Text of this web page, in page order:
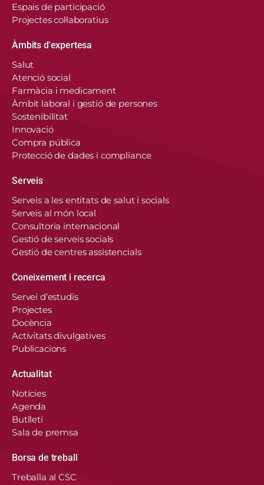
de Catalunya fa servir cookies pròpies i de
Espais de participació
Projectes col·laboratius
Àmbits d'expertesa
Salut
Atenció social
Farmàcia i medicament
Àmbit laboral i gestió de persones
Sostenibilitat
Innovació
Compra pública
Protecció de dades i compliance
Serveis
Serveis a les entitats de salut i socials
Serveis al món local
Consultoria internacional
Gestió de serveis socials
Gestió de centres assistencials
Coneixement i recerca
Servei d’estudis
Projectes
Docència
Activitats divulgatives
Publicacions
Actualitat
Notícies
Agenda
Butlletí
Sala de premsa
Borsa de treball
Treballa al CSC